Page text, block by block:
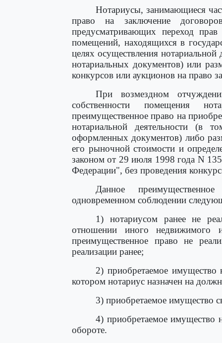
Нотариусы, занимающиеся
право на заключение
предусматривающих переход
помещений, находящихся в
целях осуществления
нотариальных документов) или
конкурсов или аукционов на право
При возмездном
собственности помещения
преимущественное право на
нотариальной деятельности (в
оформленных документов) либо
его рыночной стоимости и
законом от 29 июля 1998 года N
Федерации", без проведения
Данное
одновременном соблюдении
1) нотариусом ранее не
отношении иного недвижимого
преимущественное право не
реализации ранее;
2) приобретаемое имущество
котором нотариус назначен на
3) приобретаемое имущество
4) приобретаемое имущество
обороте.